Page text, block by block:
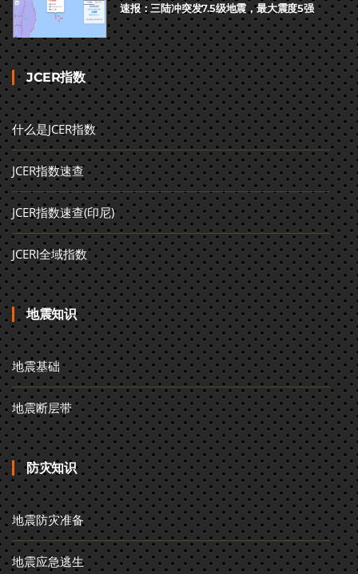
速报：三陆冲突发7.5级地震，最大震度5强
JCER指数
什么是JCER指数
JCER指数速查
JCER指数速查(印尼)
JCERI全域指数
地震知识
地震基础
地震断层带
防灾知识
地震防灾准备
地震应急逃生